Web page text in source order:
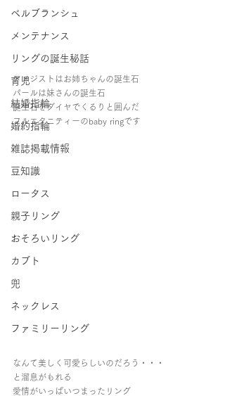
ベルブランシュ
メンテナンス
リングの誕生秘話
育児
結婚指輪
婚約指輪
雑誌掲載情報
豆知識
ロータス
親子リング
おそろいリング
カブト
兜
ネックレス
ファミリーリング
アメジストはお姉ちゃんの誕生石
パールは妹さんの誕生石
誕生石をダイヤでくるりと囲んだ
フルエタニティーのbaby ringです
なんて美しく可愛らしいのだろう・・・
と溜息がもれる
愛情がいっぱいつまったリング